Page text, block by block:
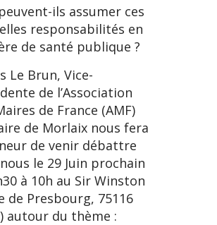
ils assumer ces
responsabilités en
de santé publique ?
Le Brun, Vice-
de l’Association
de France (AMF)
de Morlaix nous fera
de venir débattre
le 29 Juin prochain
à 10h au Sir Winston
de Presbourg, 75116
autour du thème :